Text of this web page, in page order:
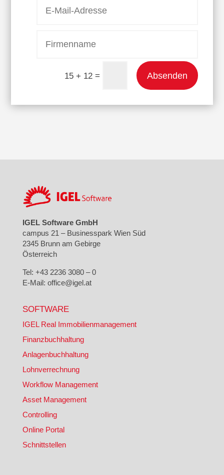
15 + 12= Absenden
IGEL Software GmbH
campus 21 – Businesspark Wien Süd
2345 Brunn am Gebirge
Österreich
Tel: +43 2236 3080 – 0
E-Mail: office@igel.at
SOFTWARE
IGEL Real Immobilienmanagement
Finanzbuchhaltung
Anlagenbuchhaltung
Lohnverrechnung
Workflow Management
Asset Management
Controlling
Online Portal
Schnittstellen